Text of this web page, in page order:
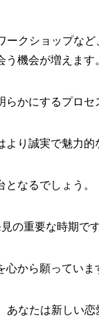
クショップな
機会が増えます
かにするプロセ
り誠実で魅力的
なるでしょう。
の重要な時期です
から願っていま
なたは新しい